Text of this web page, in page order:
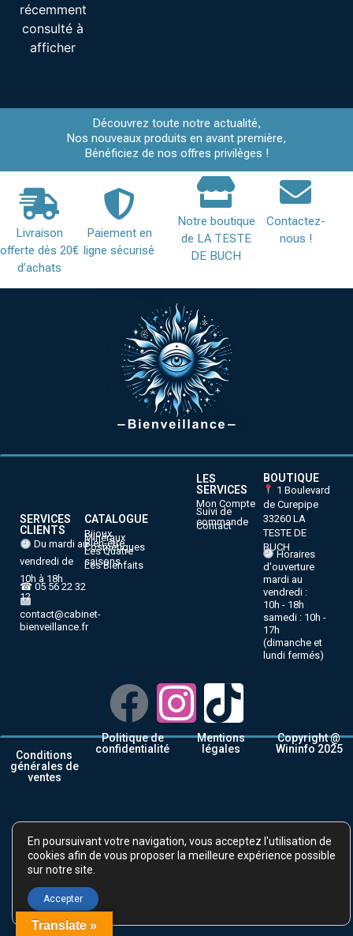
récemment
consulté à
afficher
Découvrez toute notre actualité,
Nos nouveaux produits en avant première,
Bénéficiez de nos offres privilèges !
Livraison
offerte dès 20€
d’achats
Paiement en
ligne sécurisé
Notre boutique
de LA TESTE
DE BUCH
Contactez-
nous !
SERVICES
CLIENTS
Du mardi au
vendredi de
10h à 18h
☎ 05 56 22 32
12
contact@cabinet-
bienveillance.fr
CATALOGUE
Bijoux
Minéraux
Bien-être
Cosmétiques
Les Quatre
saisons
Les Bienfaits
LES
SERVICES
Mon Compte
Suivi de
commande
Contact
BOUTIQUE
1 Boulevard
de Curepipe
33260 LA
TESTE DE
BUCH
Horaires
d'ouverture
mardi au
vendredi :
10h - 18h
samedi : 10h -
17h
(dimanche et
lundi fermés)
Conditions
générales de
ventes
Politique de
confidentialité
Mentions
légales
Copyright @
Wininfo 2025
Translate »
En poursuivant votre navigation, vous acceptez l'utilisation de
cookies afin de vous proposer la meilleure expérience possible
sur notre site.
Accepter